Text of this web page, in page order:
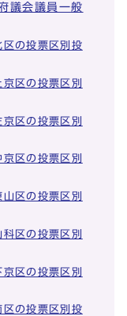
議会議員一般
区の投票区別投
区の投票区別
区の投票区別
区の投票区別
区の投票区別
区の投票区別
区の投票区別
区の投票区別投